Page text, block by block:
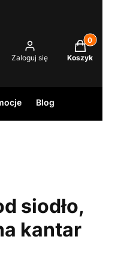
Zaloguj się
Produkty w
Koszyk
Blog
siodło,
kantar